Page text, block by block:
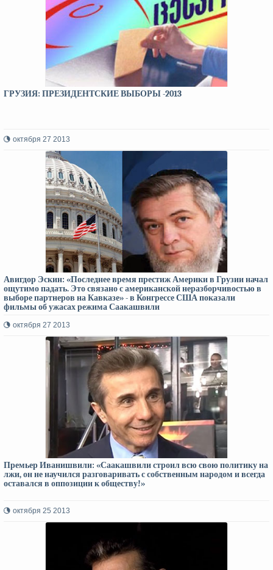
ГРУЗИЯ: ПРЕЗИДЕНТСКИЕ ВЫБОРЫ -2013
октября 27 2013
Авигдор Эскин: «Последнее время престиж Америки в Грузии начал
ощутимо падать. Это связано с американской неразборчивостью в
выборе партнеров на Кавказе» - в Конгрессе США показали
фильмы об ужасах режима Саакашвили
октября 27 2013
Премьер Иванишвили: «Саакашвили строил всю свою политику на
лжи, он не научился разговаривать с собственным народом и всегда
оставался в оппозиции к обществу!»
октября 25 2013